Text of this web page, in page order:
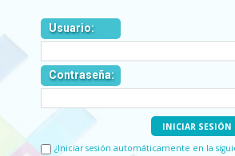
Usuario:
Contraseña:
¿Iniciar sesión automáticamente en la